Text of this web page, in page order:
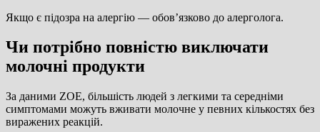
Якщо є підозра на алергію — обов’язково до алерголога.
Чи потрібно повністю виключати
молочні продукти
За даними ZOE, більшість людей з легкими та середніми
симптомами можуть вживати молочне у певних кількостях без
виражених реакцій.